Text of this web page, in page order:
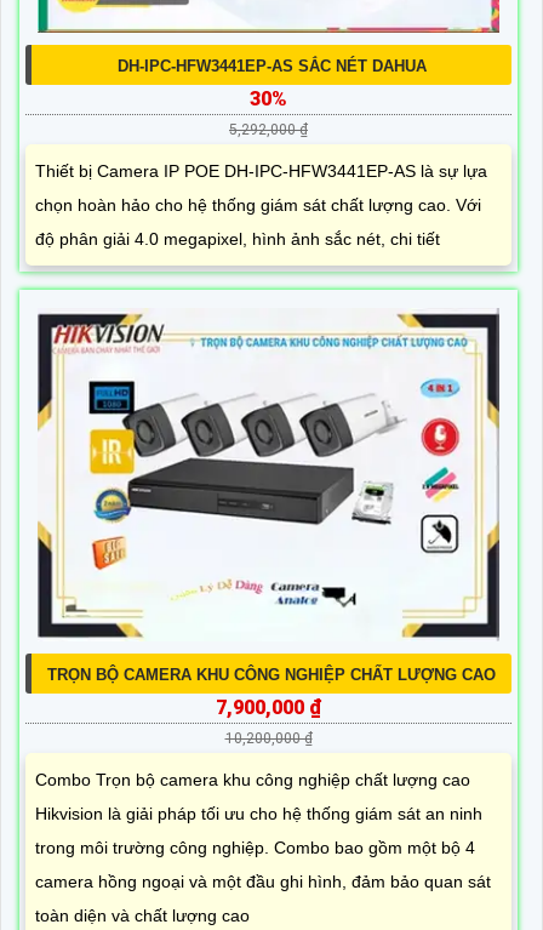
DH-IPC-HFW3441EP-AS SẮC NÉT DAHUA
30%
5,292,000 ₫
Thiết bị Camera IP POE DH-IPC-HFW3441EP-AS là sự lựa
chọn hoàn hảo cho hệ thống giám sát chất lượng cao. Với
độ phân giải 4.0 megapixel, hình ảnh sắc nét, chi tiết
TRỌN BỘ CAMERA KHU CÔNG NGHIỆP CHẤT LƯỢNG CAO
7,900,000 ₫
10,200,000 ₫
Combo Trọn bộ camera khu công nghiệp chất lượng cao
Hikvision là giải pháp tối ưu cho hệ thống giám sát an ninh
trong môi trường công nghiệp. Combo bao gồm một bộ 4
camera hồng ngoại và một đầu ghi hình, đảm bảo quan sát
toàn diện và chất lượng cao